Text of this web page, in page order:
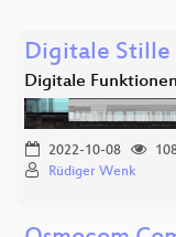
Digitale Stille
Digitale
2022-10-08
Rüdiger Wenk